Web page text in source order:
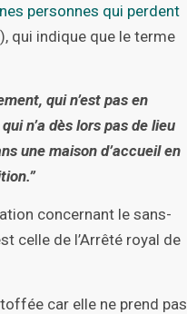
personnes qui perdent
), qui indique que le terme
qui n’est pas en
n’a dès lors pas de lieu
une maison d’accueil en
concernant le sans-
celle de l’Arrêté royal de
car elle ne prend pas